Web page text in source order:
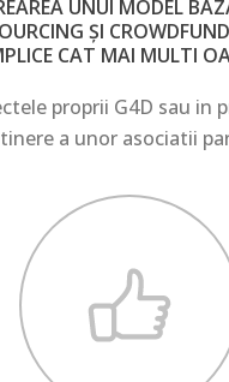
UNUI MODEL
ȘI
CAT MAI MULTI
proprii G4D sau in
a unor asociatii